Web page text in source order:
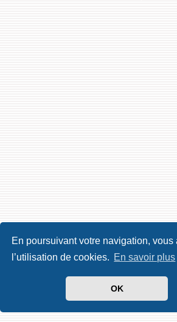
En poursuivant votre navigation, vous
l’utilisation de cookies. En savoir plus
OK